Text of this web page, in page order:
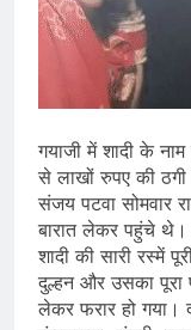
गयाजी में शादी के
से लाखों रुपए की
संजय पटवा सोमवार
बारात लेकर पहुंचे थे।
शादी की सारी रस्में
दुल्हन और उसका
लेकर फरार हो गया।